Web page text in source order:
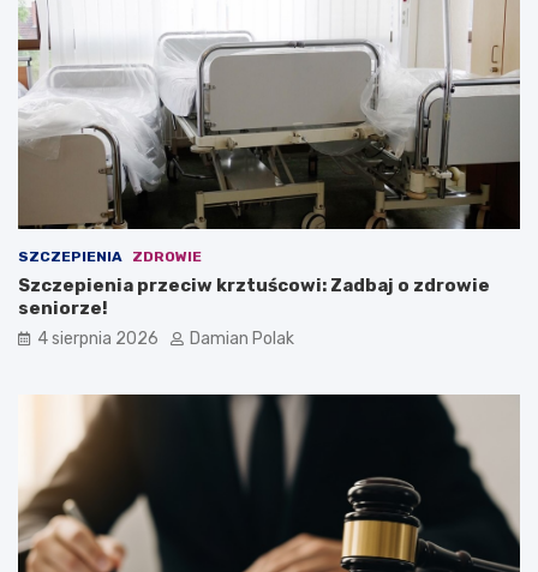
SZCZEPIENIA ZDROWIE
Szczepienia przeciw krztuścowi: Zadbaj o zdrowie
seniorze!
4 sierpnia 2026 Damian Polak